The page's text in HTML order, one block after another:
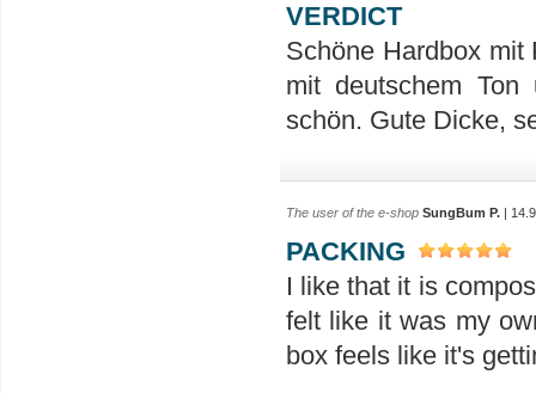
VERDICT
Schöne Hardbox mit
mit deutschem
schön. Gute Dicke,
The user of the e-shop SungBum P. |
PACKING
I like that it is
felt like it was my
box feels like it's